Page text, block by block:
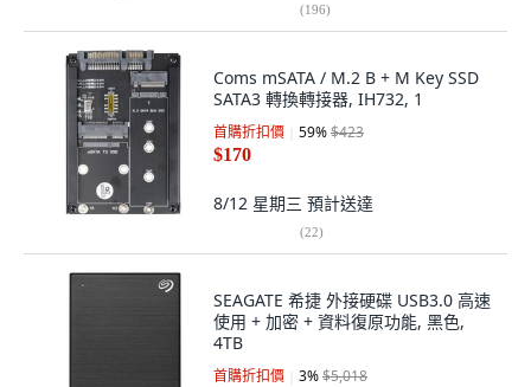
(196)
Coms mSATA / M.2 B + M Key SSD
SATA3 轉換轉接器, IH732, 1
首購折扣價 59%$423
$170
8/12 星期三 預計送達
(22)
SEAGATE 希捷 外接硬碟 USB3.0 高速
使用 + 加密 + 資料復原功能, 黑色,
4TB
首購折扣價 3%$5,018